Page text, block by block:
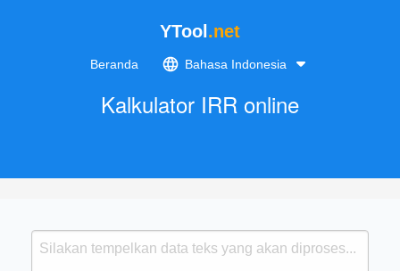
YTool .net
Beranda Bahasa Indonesia
Kalkulator IRR online